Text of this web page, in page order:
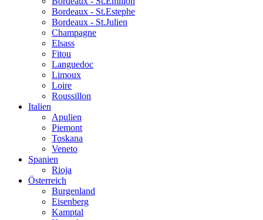
Bordeaux - St.Estephe
Bordeaux - St.Julien
Champagne
Elsass
Fitou
Languedoc
Limoux
Loire
Roussillon
Italien
Apulien
Piemont
Toskana
Veneto
Spanien
Rioja
Österreich
Burgenland
Eisenberg
Kamptal